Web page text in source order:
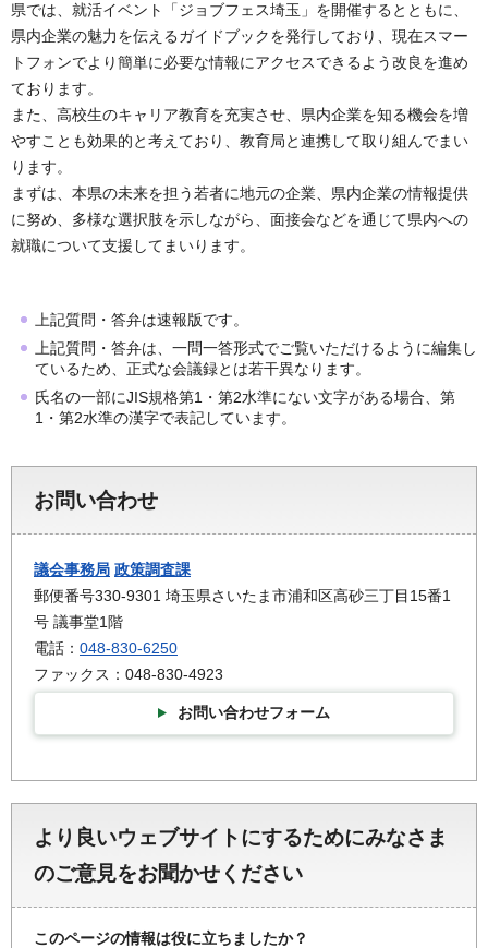
県では、就活イベント「ジョブフェス埼玉」を開催するとともに、
県内企業の魅力を伝えるガイドブックを発行しており、現在スマー
トフォンでより簡単に必要な情報にアクセスできるよう改良を進め
ております。
また、高校生のキャリア教育を充実させ、県内企業を知る機会を増
やすことも効果的と考えており、教育局と連携して取り組んでまい
ります。
まずは、本県の未来を担う若者に地元の企業、県内企業の情報提供
に努め、多様な選択肢を示しながら、面接会などを通じて県内への
就職について支援してまいります。
上記質問・答弁は速報版です。
上記質問・答弁は、一問一答形式でご覧いただけるように編集し
ているため、正式な会議録とは若干異なります。
氏名の一部にJIS規格第1・第2水準にない文字がある場合、第
1・第2水準の漢字で表記しています。
お問い合わせ
議会事務局 政策調査課
郵便番号330-9301 埼玉県さいたま市浦和区高砂三丁目15番1
号 議事堂1階
電話： 048-830-6250
ファックス：048-830-4923
お問い合わせフォーム
より良いウェブサイトにするためにみなさま
のご意見をお聞かせください
このページの情報は役に立ちましたか？